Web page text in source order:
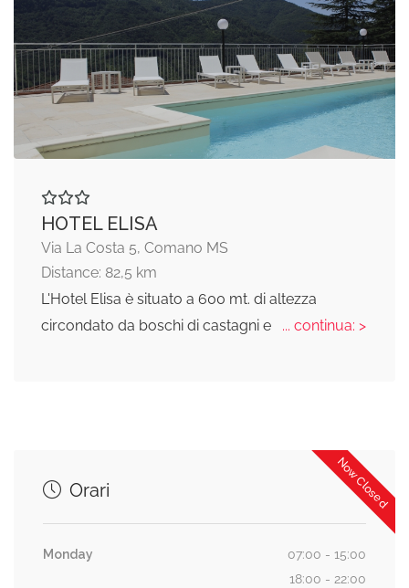
HOTEL ELISA
Via La Costa 5, Comano MS
Distance: 82,5 km
L'Hotel Elisa è situato a 600 mt. di altezza
circondato da boschi di castagni e
... continua: >
Now Closed
Orari
Monday
07:00 - 15:00
18:00 - 22:00